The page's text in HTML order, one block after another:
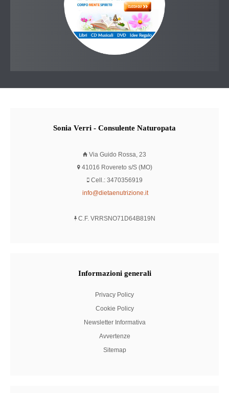
Sonia Verri - Consulente Naturopata
Via Guido Rossa, 23
41016 Rovereto s/S (MO)
Cell.: 3470356919
info@dietaenutrizione.it
C.F. VRRSNO71D64B819N
Informazioni generali
Privacy Policy
Cookie Policy
Newsletter Informativa
Avvertenze
Sitemap